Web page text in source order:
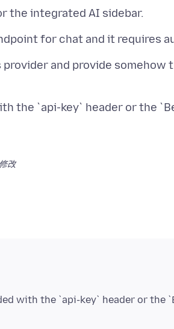
and provide somehow
the `api-key` header or the
修改
with the `api-key` header or the